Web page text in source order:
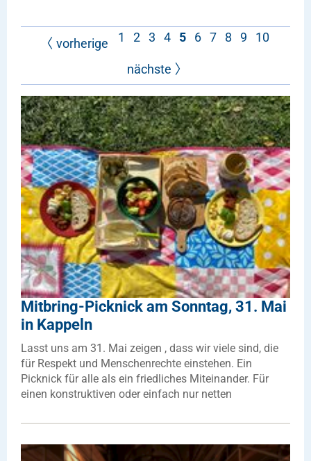
vorherige 1 2 3 4 5 6 7 8 9 10
nächste
Mitbring-Picknick am Sonntag, 31. Mai
in Kappeln
Lasst uns am 31. Mai zeigen , dass wir viele sind, die
für Respekt und Menschenrechte einstehen. Ein
Picknick für alle als ein friedliches Miteinander. Für
einen konstruktiven oder einfach nur netten